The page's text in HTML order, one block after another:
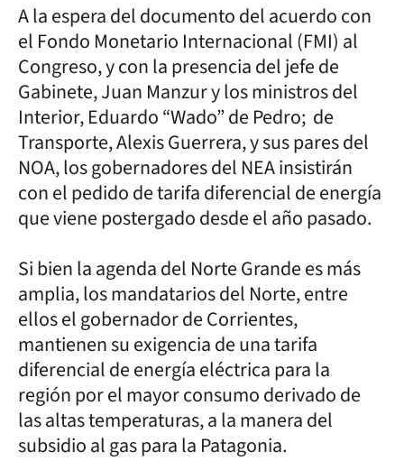
A la espera del documento del acuerdo con
el Fondo Monetario Internacional (FMI) al
Congreso, y con la presencia del jefe de
Gabinete, Juan Manzur y los ministros del
Interior, Eduardo “Wado” de Pedro; de
Transporte, Alexis Guerrera, y sus pares del
NOA, los gobernadores del NEA insistirán
con el pedido de tarifa diferencial de energía
que viene postergado desde el año pasado.
Si bien la agenda del Norte Grande es más
amplia, los mandatarios del Norte, entre
ellos el gobernador de Corrientes,
mantienen su exigencia de una tarifa
diferencial de energía eléctrica para la
región por el mayor consumo derivado de
las altas temperaturas, a la manera del
subsidio al gas para la Patagonia.